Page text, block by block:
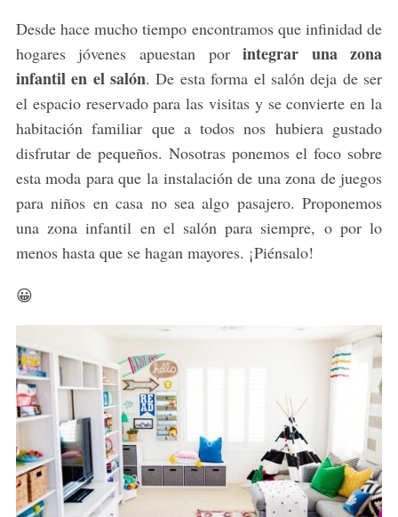
Desde hace mucho tiempo encontramos que infinidad de
hogares jóvenes apuestan porintegrar una zona
infantil en el salón. De esta forma el salón deja de ser
el espacio reservado para las visitas y se convierte en la
habitación familiar que a todos nos hubiera gustado
disfrutar de pequeños. Nosotras ponemos el foco sobre
esta moda para que la instalación de una zona de juegos
para niños en casa no sea algo pasajero. Proponemos
una zona infantil en el salón para siempre, o por lo
menos hasta que se hagan mayores. ¡Piénsalo!
😀